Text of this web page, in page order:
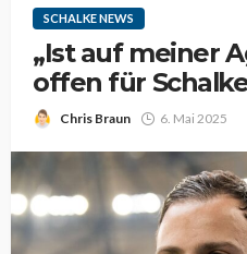
SCHALKE NEWS
„Ist auf meiner
offen für
Chris Braun 6. Mai 2025